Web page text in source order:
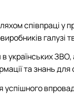
співпраці у
галузі
та знань